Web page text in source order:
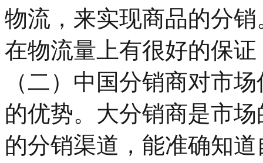
物流，来实现商品的分
在物流量上有很好的保
（二）中国分销商对市
的优势。大分销商是市
的分销渠道，能准确知